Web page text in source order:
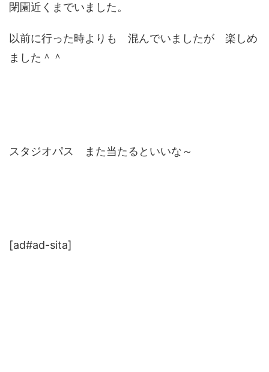
閉園近くまでいました。
以前に行った時よりも 混んでいましたが 楽しめ
ました＾＾
スタジオパス また当たるといいな～
[ad#ad-sita]